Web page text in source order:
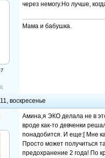
через немогу.Но лучше,
Мама и бабушка.
воскресенье
Амина,я ЭКО делала не в
вроде как-то девченки
понадобится. И еще:[ Мне
Просто может получиться
предохранение 2 года! По